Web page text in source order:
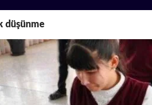
düşünme